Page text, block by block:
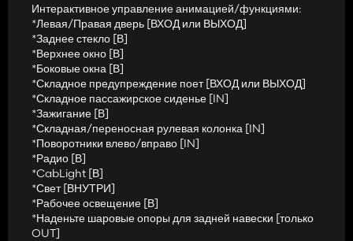
Интерактивное управление анимацией/функциями:
*Левая/Правая дверь [ВХОД или ВЫХОД]
*Заднее стекло [В]
*Верхнее окно [В]
*Боковые окна [В]
*Складное предупреждение поет [ВХОД или ВЫХОД]
*Складное пассажирское сиденье [IN]
*Зажигание [В]
*Складная/переносная рулевая колонка [IN]
*Поворотники влево/вправо [IN]
*Радио [В]
*CabLight [В]
*Свет [ВНУТРИ]
*Рабочее освещение [В]
*Наденьте шаровые опоры для задней навески [только
OUT]